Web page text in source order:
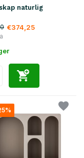
naturlig
€374,25